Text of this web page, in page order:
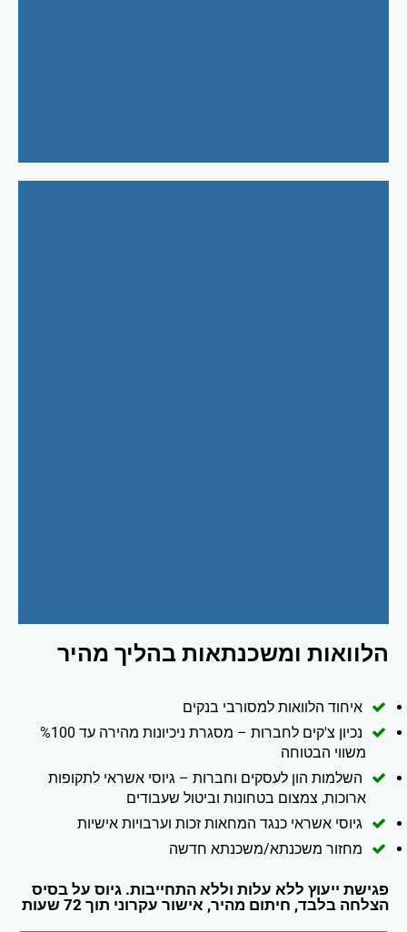
הלוואות ומשכנתאות בהליך מהיר
איחוד הלוואות למסורבי בנקים
נכיון צ'קים לחברות – מסגרת ניכיונות מהירה עד %100
משווי הבטוחה
השלמות הון לעסקים וחברות – גיוסי אשראי לתקופות
ארוכות, צמצום בטחונות וביטול שעבודים
גיוסי אשראי כנגד המחאות זכות וערבויות אישיות
מחזור משכנתא/משכנתא חדשה
פגישת ייעוץ ללא עלות וללא התחייבות. גיוס על בסיס
הצלחה בלבד, חיתום מהיר, אישור עקרוני תוך 72 שעות